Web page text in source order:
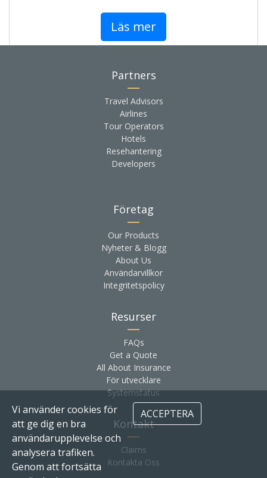
Läs mer
Partners
Travel Advisors
Airlines
Tour Operators
Hotels
Resehantering
Developers
Företag
Our Products
Nyheter & Blogg
About Us
Användarvillkor
Integritetspolicy
Resurser
FAQs
Get a Quote
All About Insurance
För utvecklare
Systemstatus
Kontakt
Claims
Kontakta Oss
Vi använder cookies för
att ge dig en bra
användarupplevelse och
analysera trafiken.
Genom att fortsätta
ACCEPTERA